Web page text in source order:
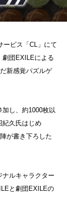
ービス「CL」にて
劇団EXILEによる
新感覚パズルゲ
し、約1000枚以
紀久氏はじめ
が書き下ろした
ルキャラクター
と劇団EXILEの